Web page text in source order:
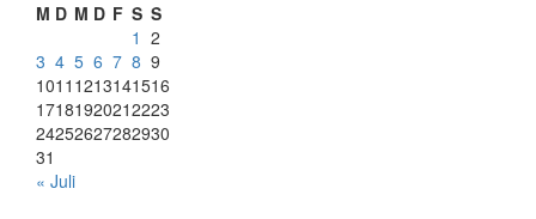
M D M D F S S
1 2
3 4 5 6 7 8 9
1011 1213141516
17181920212223
24252627282930
31
« Juli